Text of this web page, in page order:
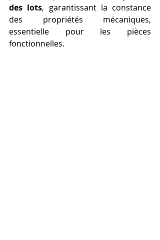
des lots, garantissant la constance
des propriétés mécaniques,
essentielle pour les pièces
fonctionnelles.